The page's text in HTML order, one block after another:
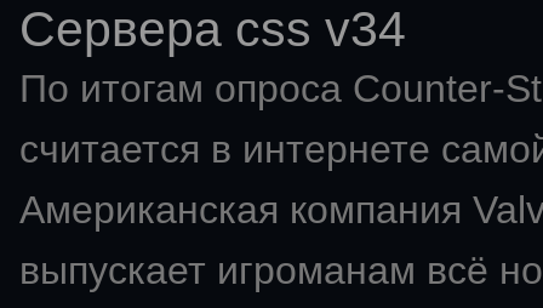
Сервера css v34
По итогам опроса Counter-
считается в интернете
Американская компания
выпускает игроманам всё